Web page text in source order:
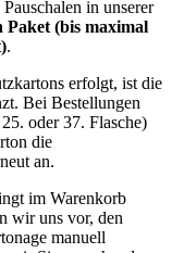
in unserer
Paket (bis maximal
.
erfolgt, ist die
Bei Bestellungen
oder 37. Flasche)
die
an.
im Warenkorb
wir uns vor, den
manuell